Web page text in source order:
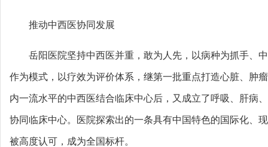
推动中西医协同发展
岳阳医院坚持中西医并重，敢为人先，以病种为抓手、
作为模式，以疗效为评价体系，继第一批重点打造心脏、肿
内一流水平的中西医结合临床中心后，又成立了呼吸、肝病
协同临床中心。医院探索出的一条具有中国特色的国际化、
被高度认可，成为全国标杆。